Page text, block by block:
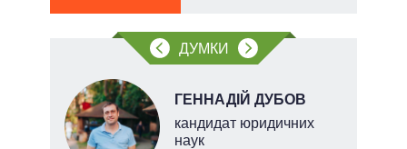
ДУМКИ
ГЕННАДІЙ ДУБОВ
кандидат юридичних
наук